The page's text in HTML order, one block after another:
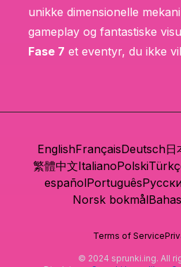
unikke dimensionelle
gameplay og fantastiske
Fase 7 et eventyr, du ikke
EnglishFrançaisDeutsch日
繁體中文ItalianoPolski
españolPortuguês
Norsk bokmål
Terms of Service
© 2024 sprunki.ing. All